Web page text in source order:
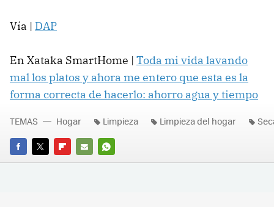
Vía | DAP
En Xataka SmartHome | Toda mi vida lavando
mal los platos y ahora me entero que esta es la
forma correcta de hacerlo: ahorro agua y tiempo
FACEBOOK
TWITTERFLIPBOARD
E-
WHATSAPP
TEMAS Hogar Limpieza Limpieza del hogar